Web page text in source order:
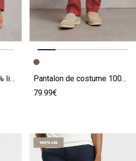
Veste de costume 100% lin confort
Image précédente
Image suivante
Pantalon de costume 100% lin confort
79.99€